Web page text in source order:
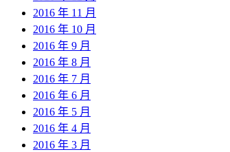
2016 年 11 月
2016 年 10 月
2016 年 9 月
2016 年 8 月
2016 年 7 月
2016 年 6 月
2016 年 5 月
2016 年 4 月
2016 年 3 月